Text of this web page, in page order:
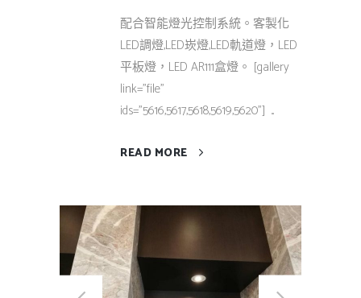
配合智能燈光控制系統。客製化
LED調燈,LED崁燈,LED軌道燈，LED
平板燈，LED AR111盒燈。 [gallery
link="file"
ids="5616,5617,5618,5619,5620"] ...
READ MORE